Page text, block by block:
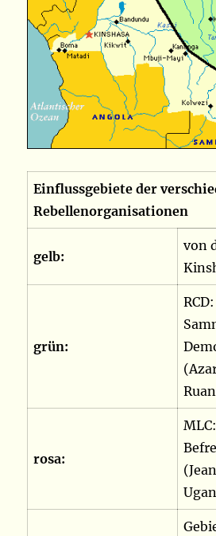
Einflussgebiete der
Rebellenorganisationen
gelb:
von
grün:
rosa: